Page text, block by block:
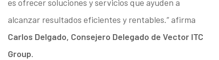
es ofrecer soluciones y servicios que ayuden a
alcanzar resultados eficientes y rentables.” afirma
Carlos Delgado, Consejero Delegado de Vector ITC
Group.